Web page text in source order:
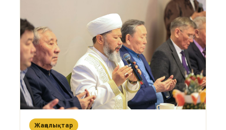
Жаңалықтар